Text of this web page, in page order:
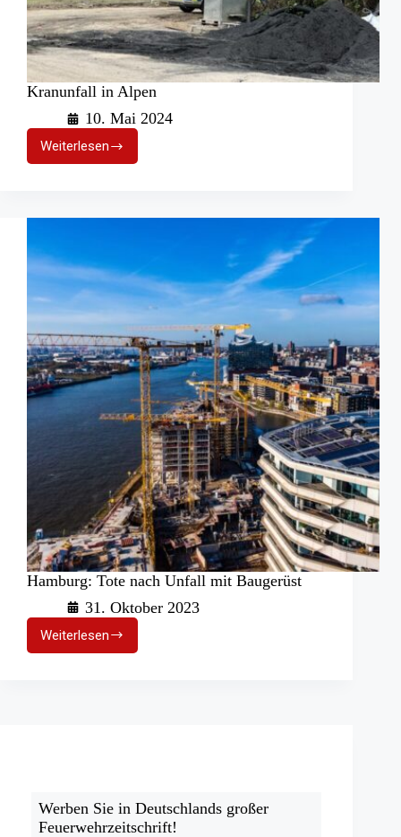
Kranunfall in Alpen
10. Mai 2024
WeiterlesenKranunfall
in
Hamburg: Tote nach Unfall mit Baugerüst
31. Oktober 2023
Weiterlesen
Hamburg:
Tote
Werben Sie in Deutschlands großer
Feuerwehrzeitschrift!